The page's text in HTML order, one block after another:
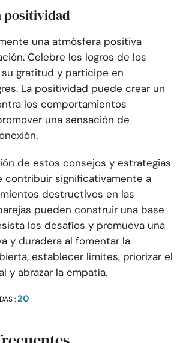
positividad
una atmósfera positiva
Celebre los logros de los
gratitud y participe en
La positividad puede crear un
los comportamientos
una sensación de
de estos consejos y estrategias
contribuir significativamente a
destructivos en las
pueden construir una base
los desafíos y promueva una
y duradera al fomentar la
establecer límites, priorizar el
y abrazar la empatía.
:20